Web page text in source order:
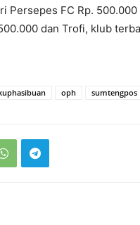
Persepes FC Rp.
dan Trofi, klub
oph sumtengpos